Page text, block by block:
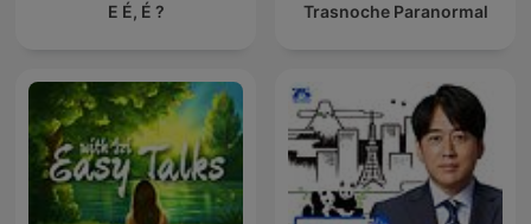
E É, É ? Trasnoche Paranormal